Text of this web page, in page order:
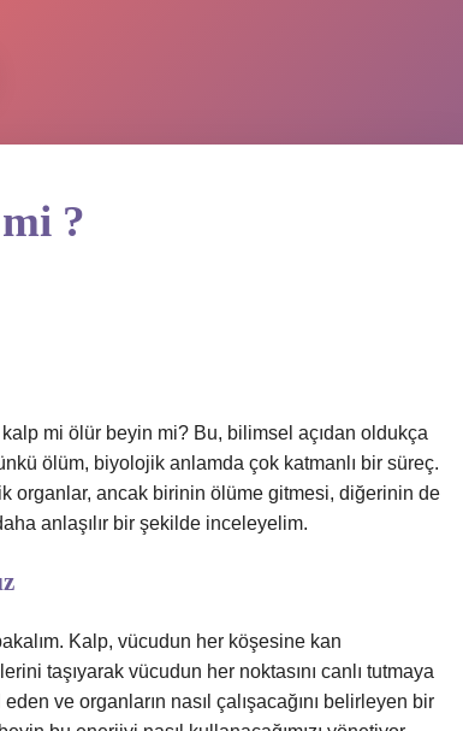
?
mi ölür beyin mi? Bu, bilimsel açıdan oldukça
ölüm, biyolojik anlamda çok katmanlı bir süreç.
organlar, ancak birinin ölüme gitmesi, diğerinin de
anlaşılır bir şekilde inceleyelim.
Kalp, vücudun her köşesine kan
taşıyarak vücudun her noktasını canlı tutmaya
ve organların nasıl çalışacağını belirleyen bir